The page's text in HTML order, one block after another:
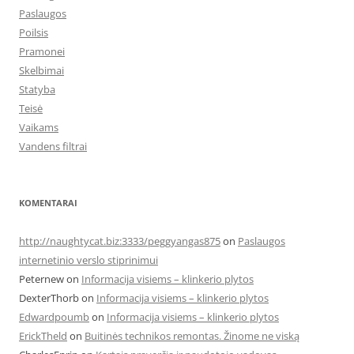
Paslaugos
Poilsis
Pramonei
Skelbimai
Statyba
Teisė
Vaikams
Vandens filtrai
KOMENTARAI
http://naughtycat.biz:3333/peggyangas875on Paslaugos
internetinio verslo stiprinimui
Peternewon Informacija visiems – klinkerio plytos
DexterThorbon Informacija visiems – klinkerio plytos
Edwardpoumbon Informacija visiems – klinkerio plytos
ErickTheld on Buitinės technikos remontas. Žinome ne viską